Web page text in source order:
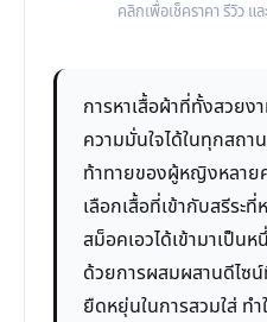
คลิกเพื่อเช็คราคา รีวิว
การหาเสื้อผ้าที่ทั้งสวยง
ความมั่นใจได้ในทุกสถ
ท้าทายของผู้หญิงหลาย
เลือกเสื้อที่เข้ากับสรีระ
สม็อคเอวได้เข้ามาเป็น
ด้วยการผสมผสานดีไซ
ยืดหยุ่นในการสวมใส่ ท